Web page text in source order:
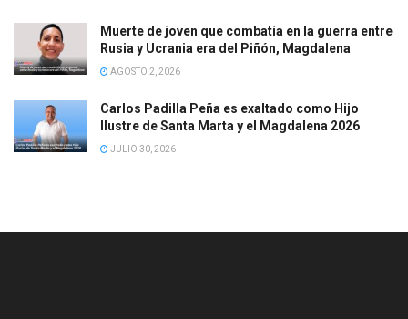
Muerte de joven que combatía en la guerra entre
Rusia y Ucrania era del Piñón, Magdalena
AGOSTO 2, 2026
Carlos Padilla Peña es exaltado como Hijo
Ilustre de Santa Marta y el Magdalena 2026
JULIO 30, 2026